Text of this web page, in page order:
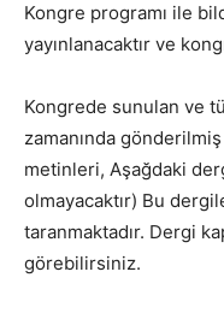
Kongre programı ile
yayınlanacaktır ve
Kongrede sunulan ve
zamanında
metinleri, Aşağdaki
olmayacaktır) Bu
taranmaktadır. Dergi
görebilirsiniz.